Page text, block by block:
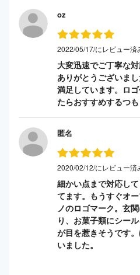
oz
2022/05/17/にレビュー済
大変迅速でご丁寧な
ありがとうございま
満足しています。ロ
たらおすすめするつも
匿名
2020/02/12/にレビュー済
細かい点まで対応し
てます。もうすぐオ
ノのロゴマーク。玄
り、お菓子類にシー
が目を惹きそうです
いました。